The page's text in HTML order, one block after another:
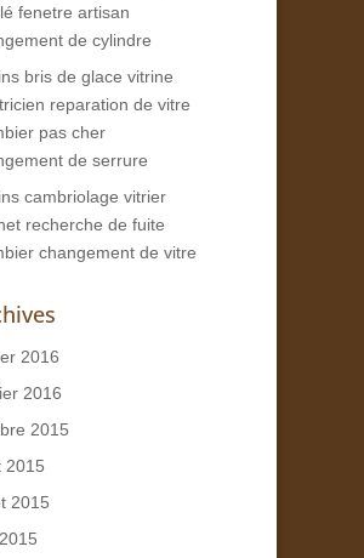
fenetre artisan
de cylindre
bris de glace vitrine
reparation de vitre
pas cher
de serrure
cambriolage vitrier
recherche de fuite
changement de vitre
2016
2016
2015
2015
2015